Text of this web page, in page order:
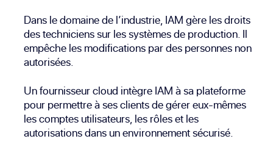
Dans le domaine de l’industrie, IAM gère les droits
des techniciens sur les systèmes de production. Il
empêche les modifications par des personnes non
autorisées.
Un fournisseur cloud intègre IAM à sa plateforme
pour permettre à ses clients de gérer eux-mêmes
les comptes utilisateurs, les rôles et les
autorisations dans un environnement sécurisé.